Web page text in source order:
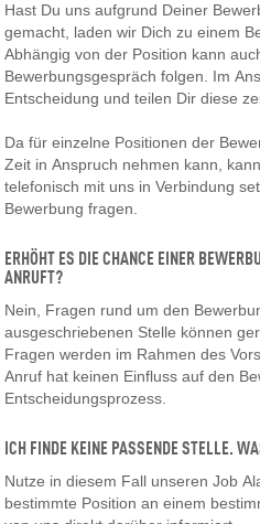
Hast Du uns aufgrund Deiner
gemacht, laden wir Dich zu einem
Abhängig von der Position kann
Bewerbungsgespräch folgen. Im
Entscheidung und teilen Dir diese
Da für einzelne Positionen der
Zeit in Anspruch nehmen kann,
telefonisch mit uns in Verbindung
Bewerbung fragen.
ERHÖHT ES DIE CHANCE EINER
ANRUFT?
Nein, Fragen rund um den
ausgeschriebenen Stelle können
Fragen werden im Rahmen des
Anruf hat keinen Einfluss auf den
Entscheidungsprozess.
ICH FINDE KEINE PASSENDE STELLE.
Nutze in diesem Fall unseren Job
bestimmte Position an einem